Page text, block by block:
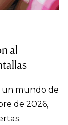
al
un mundo de
de 2026,